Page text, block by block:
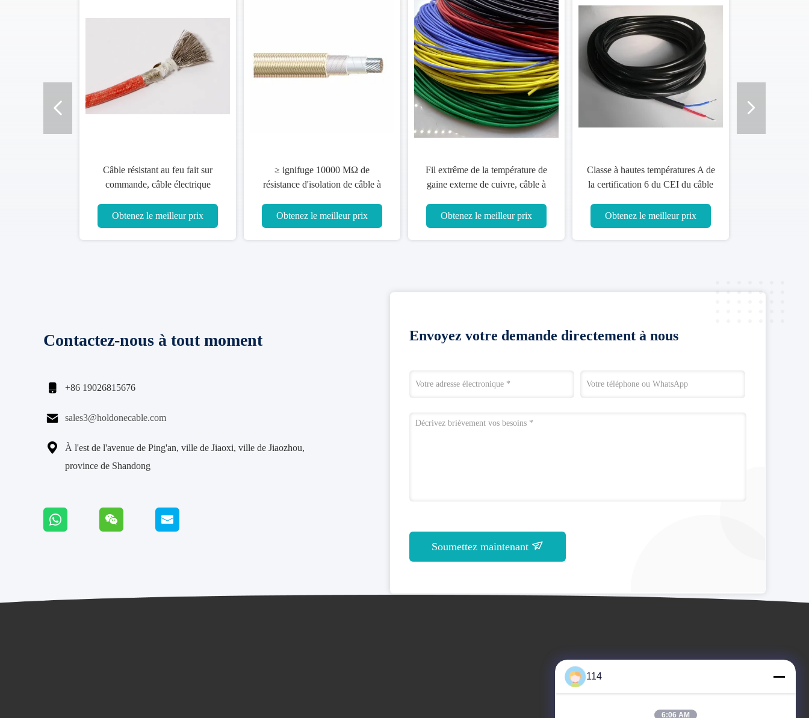
Câble résistant au feu fait sur
commande, câble électrique
Obtenez le meilleur prix
≥ ignifuge 10000 MΩ de
résistance d'isolation de câble à
Obtenez le meilleur prix
Fil extrême de la température de
gaine externe de cuivre, câble à
Obtenez le meilleur prix
Classe à hautes températures A de
la certification 6 du CEI du câble
Obtenez le meilleur prix
Contactez-nous à tout moment
 +86 19026815676
 sales3@holdonecable.com

À l'est de l'avenue de Ping'an, ville de Jiaoxi, ville de Jiaozhou,
province de Shandong
Envoyez votre demande directement à nous
Soumettez maintenant
114
6:06 AM